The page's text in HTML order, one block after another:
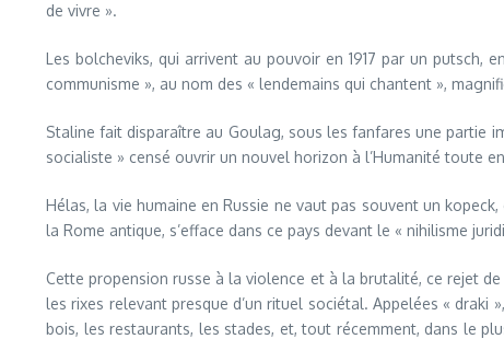
de vivre ».
Les bolcheviks, qui arrivent au pouvoir en 1917 par un putsch,
communisme », au nom des « lendemains qui chantent »,
Staline fait disparaître au Goulag, sous les fanfares une partie
socialiste » censé ouvrir un nouvel horizon à l’Humanité toute
Hélas, la vie humaine en Russie ne vaut pas souvent un
la Rome antique, s’efface dans ce pays devant le « nihilisme
Cette propension russe à la violence et à la brutalité, ce rejet
les rixes relevant presque d’un rituel sociétal. Appelées «
bois, les restaurants, les stades, et, tout récemment, dans le